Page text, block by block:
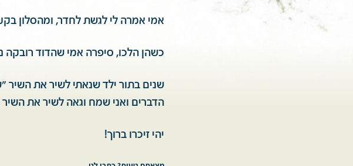
אמי אמרה לי לגשת לחדר, ומהסלון
כשהן הלכו, סיפרה אמי שהדוד רובקה
שנים בתור ילד שנאתי לשיר את
הדברים ואני שמח וגאה לשיר את השיר
יהי זיכרו ברוך!